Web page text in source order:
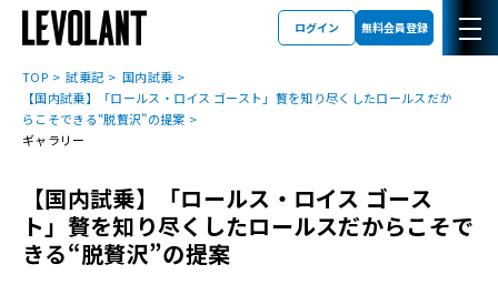
ログイン 無料会員登録
TOP 試乗記
国内試乗
【国内試乗】「ロールス・ロイス ゴースト」贅を知り尽くしたロールスだか
らこそできる“脱贅沢”の提案
ギャラリー
【国内試乗】「ロールス・ロイス ゴース
ト」贅を知り尽くしたロールスだからこそで
きる“脱贅沢”の提案